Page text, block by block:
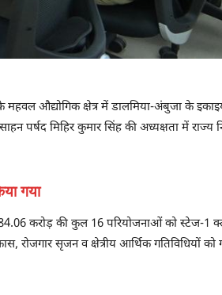
औद्योगिक क्षेत्र में डालमिया-अंबुजा के
मिहिर कुमार सिंह की अध्यक्षता में राज्य
गया
करोड़ की कुल 16 परियोजनाओं को स्टेज-1
रोजगार सृजन व क्षेत्रीय आर्थिक गतिविधियों